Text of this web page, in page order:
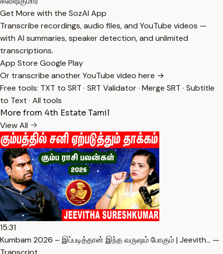
Get More with the SozAI App
Transcribe recordings, audio files, and YouTube videos —
with AI summaries, speaker detection, and unlimited
transcriptions.
App Store Google Play
Or transcribe another YouTube video here →
Free tools: TXT to SRT · SRT Validator· Merge SRT · Subtitle
to Text · All tools
More from 4th Estate Tamil
View All
15:31
Kumbam 2026 – இப்படித்தான் இந்த வருஷம் போகும் | Jeevith… —